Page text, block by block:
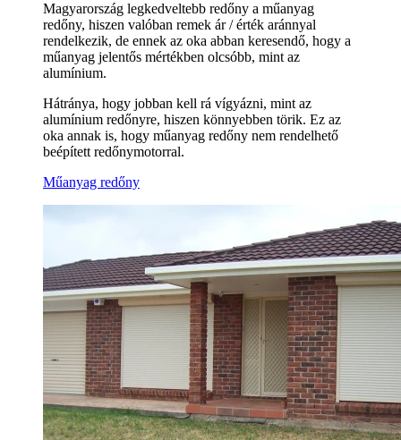
Magyarország legkedveltebb redőny a műanyag
redőny, hiszen valóban remek ár / érték aránnyal
rendelkezik, de ennek az oka abban keresendő, hogy a
műanyag jelentős mértékben olcsóbb, mint az
alumínium.
Hátránya, hogy jobban kell rá vígyázni, mint az
alumínium redőnyre, hiszen könnyebben törik. Ez az
oka annak is, hogy műanyag redőny nem rendelhető
beépített redőnymotorral.
Műanyag redőny